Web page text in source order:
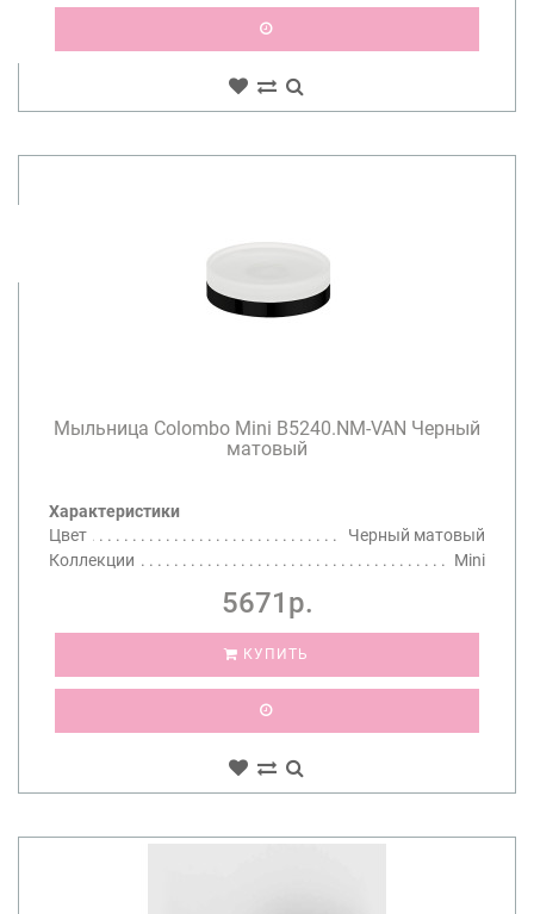
Мыльница Colombo Mini B5240.NM-VAN Черный
матовый
Характеристики
Цвет
Черный матовый
Коллекции
Mini
5671р.
КУПИТЬ